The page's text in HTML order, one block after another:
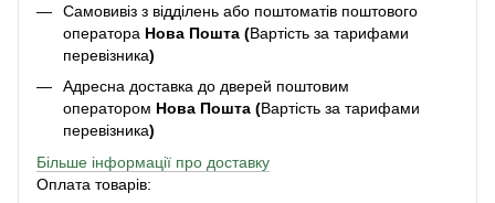
Самовивіз з відділень або поштоматів поштового
оператора Нова Пошта (Вартість за тарифами
перевізника)
Адресна доставка до дверей поштовим
оператором Нова Пошта (Вартість за тарифами
перевізника)
Більше інформації про доставку
Оплата товарів: